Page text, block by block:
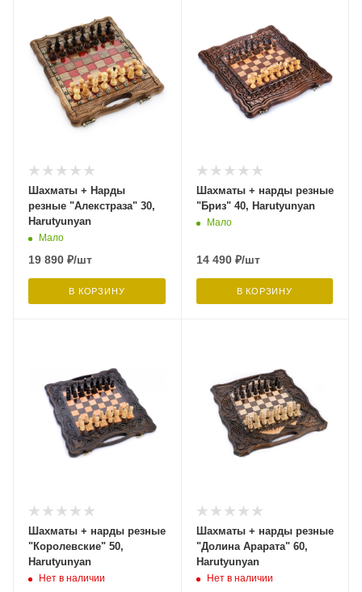
Шахматы + Нарды
резные "Алекстраза" 30,
Harutyunyan
Мало
19 890 ₽/шт
В КОРЗИНУ
Шахматы + нарды резные
"Бриз" 40, Harutyunyan
Мало
14 490₽/шт
В КОРЗИНУ
Шахматы + нарды резные
"Королевские" 50,
Harutyunyan
Нет в наличии
Шахматы + нарды резные
"Долина Арарата" 60,
Harutyunyan
Нет в наличии